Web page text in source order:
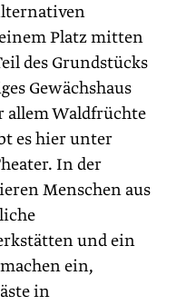
Platz mitten
des Grundstücks
Gewächshaus
allem Waldfrüchte
es hier unter
In der
Menschen aus
und ein
ein,
in